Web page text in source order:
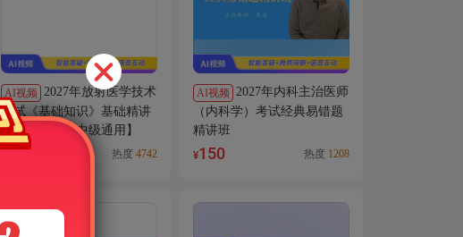
AI视频 2027年放射医学技术
考试《基础知识》基础精讲
班【士、师、中级通用】
198 热度 4742
AI视频 2027年内科主治医师
（内科学）考试经典易错题
精讲班
¥150 热度 1208